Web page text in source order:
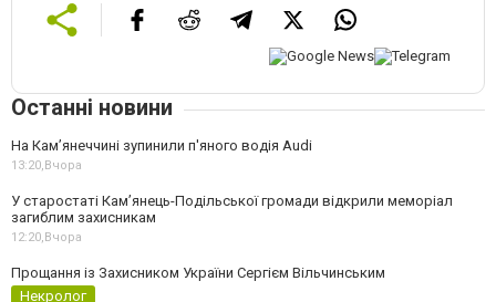
Останні новини
На Камʼянеччині зупинили п'яного водія Audi
13:20, Вчора
У старостаті Кам’янець-Подільської громади відкрили меморіал
загиблим захисникам
12:20, Вчора
Прощання із Захисником України Сергієм Вільчинським
Некролог